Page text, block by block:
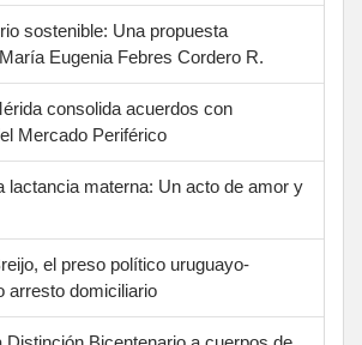
sostenible: Una propuesta
Eugenia Febres Cordero R.
consolida acuerdos con
Mercado Periférico
lactancia materna: Un acto de amor y
el preso político uruguayo-
arresto domiciliario